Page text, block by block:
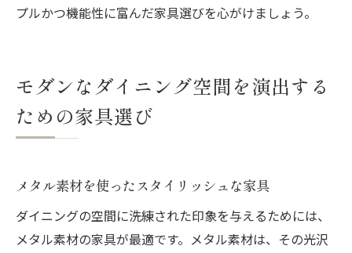
プルかつ機能性に富んだ家具選びを心がけましょう。
モダンなダイニング空間を演出する
ための家具選び
メタル素材を使ったスタイリッシュな家具
ダイニングの空間に洗練された印象を与えるためには、
メタル素材の家具が最適です。メタル素材は、その光沢